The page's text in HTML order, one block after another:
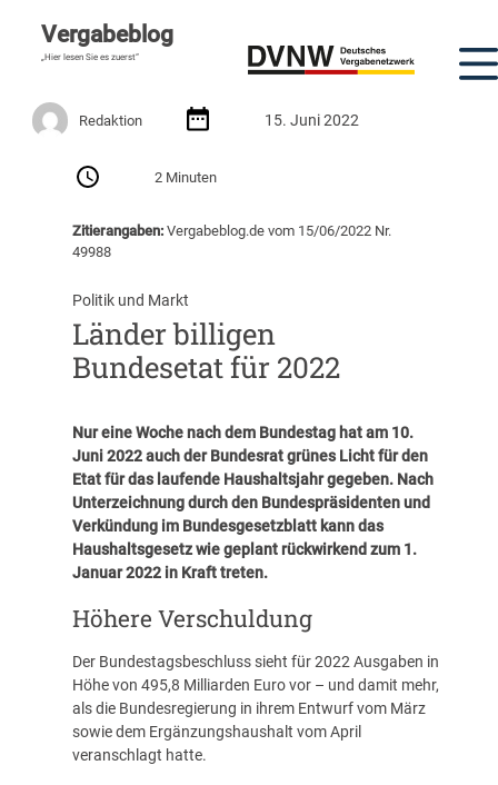
Vergabeblog
„Hier lesen Sie es zuerst“
Redaktion 15. Juni 2022
2 Minuten
Zitierangaben:Vergabeblog.de vom 15/06/2022 Nr.
49988
Politik und Markt
Länder billigen
Bundesetat für 2022
Nur eine Woche nach dem Bundestag hat am 10.
Juni 2022 auch der Bundesrat grünes Licht für den
Etat für das laufende Haushaltsjahr gegeben. Nach
Unterzeichnung durch den Bundespräsidenten und
Verkündung im Bundesgesetzblatt kann das
Haushaltsgesetz wie geplant rückwirkend zum 1.
Januar 2022 in Kraft treten.
Höhere Verschuldung
Der Bundestagsbeschluss sieht für 2022 Ausgaben in
Höhe von 495,8 Milliarden Euro vor – und damit mehr,
als die Bundesregierung in ihrem Entwurf vom März
sowie dem Ergänzungshaushalt vom April
veranschlagt hatte.